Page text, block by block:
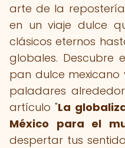
arte de la
en un viaje dulce
clásicos eternos
globales. Descubre
pan dulce
paladares
artículo "La
México para el
despertar tus